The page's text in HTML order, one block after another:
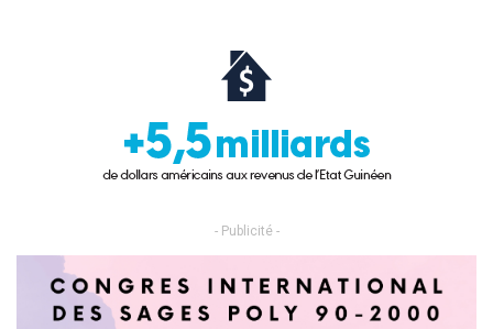
- Publicité -